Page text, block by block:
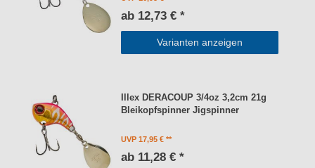
ab 12,73 € *
Varianten anzeigen
Illex DERACOUP 3/4oz 3,2cm 21g
Bleikopfspinner Jigspinner
UVP 17,95 €
ab 11,28 € *